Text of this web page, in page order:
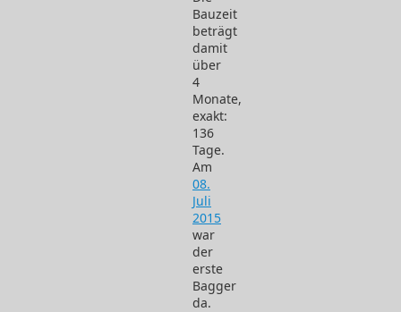
Bauzeit
beträgt
damit
über
4
Monate,
exakt:
136
Tage.
Am
08.
Juli
2015
war
der
erste
Bagger
da.